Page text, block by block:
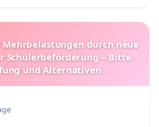
durch neue
Schülerbeförderung – Bitte
und Alternativen